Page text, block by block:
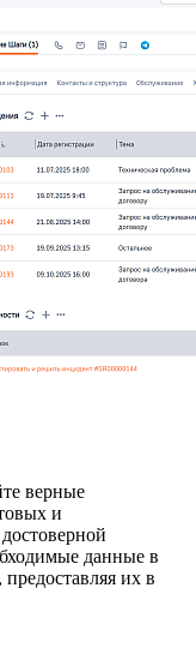
верные
и
данные в
их в